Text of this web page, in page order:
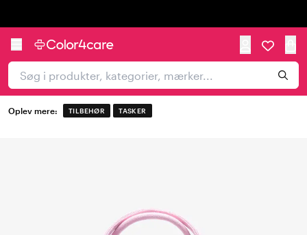
Oplev mere: TILBEHØR TASKER